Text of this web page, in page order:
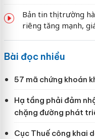
Bản tin thị trường
riêng tăng mạnh,
Bài đọc nhiều
57 mã chứng khoán
Hạ tầng phải đảm
chặng đường phát
Cục Thuế công khai